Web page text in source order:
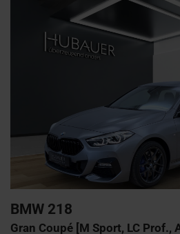
BMW 218
Gran Coupé [M Sport, LC Prof.,